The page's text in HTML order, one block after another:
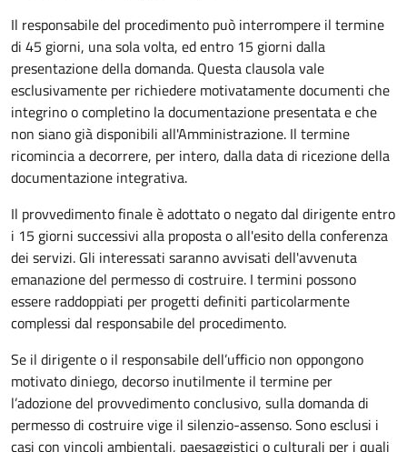
Il responsabile del procedimento può interrompere il termine
di 45 giorni, una sola volta, ed entro 15 giorni dalla
presentazione della domanda. Questa clausola vale
esclusivamente per richiedere motivatamente documenti che
integrino o completino la documentazione presentata e che
non siano già disponibili all'Amministrazione. Il termine
ricomincia a decorrere, per intero, dalla data di ricezione della
documentazione integrativa.
Il provvedimento finale è adottato o negato dal dirigente entro
i 15 giorni successivi alla proposta o all'esito della conferenza
dei servizi. Gli interessati saranno avvisati dell'avvenuta
emanazione del permesso di costruire. I termini possono
essere raddoppiati per progetti definiti particolarmente
complessi dal responsabile del procedimento.
Se il dirigente o il responsabile dell’ufficio non oppongono
motivato diniego, decorso inutilmente il termine per
l’adozione del provvedimento conclusivo, sulla domanda di
permesso di costruire vige il silenzio-assenso. Sono esclusi i
casi con vincoli ambientali, paesaggistici o culturali per i quali